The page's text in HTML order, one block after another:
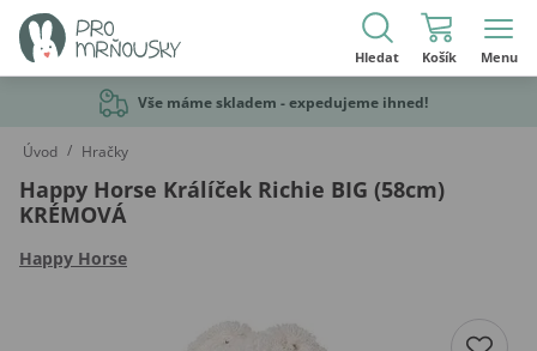
Hledat Košík Menu
Vše máme skladem - expedujeme ihned!
Úvod / Hračky
Happy Horse Králíček Richie BIG (58cm)
KRÉMOVÁ
Happy Horse